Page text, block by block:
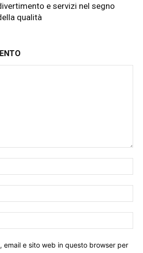
e servizi nel segno
qualità
email e sito web in questo browser per